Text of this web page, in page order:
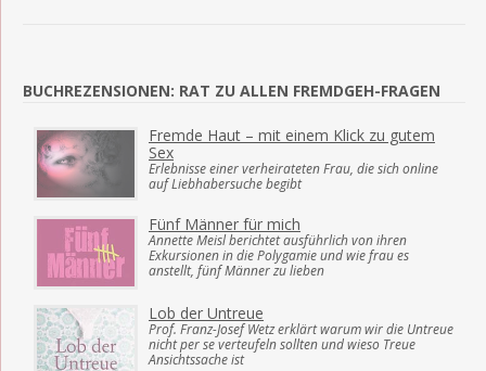
BUCHREZENSIONEN: RAT ZU ALLEN FREMDGEH-FRAGEN
Fremde Haut – mit einem Klick zu gutem
Sex
Erlebnisse einer verheirateten Frau, die sich online
auf Liebhabersuche begibt
Fünf Männer für mich
Annette Meisl berichtet ausführlich von ihren
Exkursionen in die Polygamie und wie frau es
anstellt, fünf Männer zu lieben
Lob der Untreue
Prof. Franz-Josef Wetz erklärt warum wir die Untreue
nicht per se verteufeln sollten und wieso Treue
Ansichtssache ist